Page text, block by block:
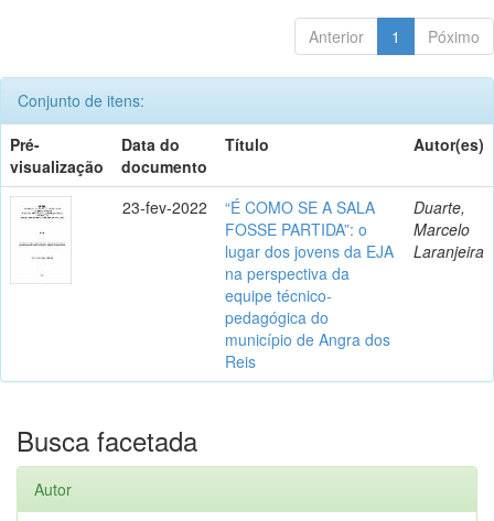
Anterior 1 Póximo
Conjunto de itens:
Pré-
visualização
Data do
documento
Título Autor(es)
23-fev-2022
“É COMO SE A SALA
FOSSE PARTIDA”: o
lugar dos jovens da EJA
na perspectiva da
equipe técnico-
pedagógica do
município de Angra dos
Reis
Duarte,
Marcelo
Laranjeira
Busca facetada
Autor